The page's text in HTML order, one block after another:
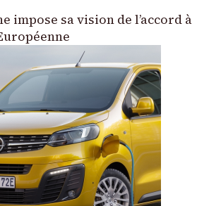
impose sa vision de l’accord à